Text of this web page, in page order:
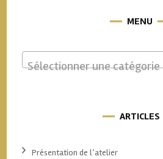
MENU
Sélectionner une catégorie
ARTICLES
Présentation de l’atelier